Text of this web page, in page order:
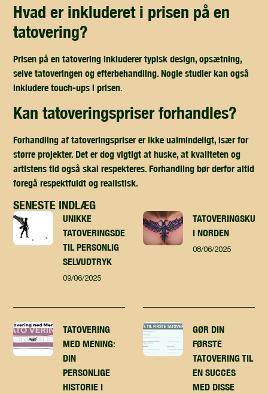
hvad er inkluderet i prisen på en
tatovering?
Prisen på en tatovering inkluderer typisk design, opsætning,
selve tatoveringen og efterbehandling. Nogle studier kan også
inkludere touch-ups i prisen.
kan tatoveringspriser forhandles?
Forhandling af tatoveringspriser er ikke ualmindeligt, især for
større projekter. Det er dog vigtigt at huske, at kvaliteten og
artistens tid også skal respekteres. Forhandling bør derfor altid
foregå respektfuldt og realistisk.
SENESTE INDLÆG
UNIKKE
TATOVERINGSDESIGN
TIL PERSONLIG
SELVUDTRYK
09/06/2025
TATOVERINGSKUNST
I NORDEN
08/06/2025
TATOVERING
MED MENING:
DIN
PERSONLIGE
HISTORIE I
GØR DIN
FØRSTE
TATOVERING TIL
EN SUCCES
MED DISSE